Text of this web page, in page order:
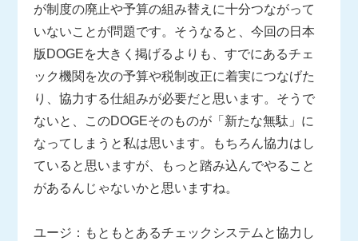
が制度の廃止や予算の組み替えに十分つながって
いないことが問題です。そうなると、今回の日本
版DOGEを大きく掲げるよりも、すでにあるチェ
ック機関を次の予算や税制改正に着実につなげた
り、協力する仕組みが必要だと思います。そうで
ないと、このDOGEそのものが「新たな無駄」に
なってしまうと私は思います。もちろん協力はし
ていると思いますが、もっと踏み込んでやること
があるんじゃないかと思いますね。
ユージ：もともとあるチェックシステムと協力し